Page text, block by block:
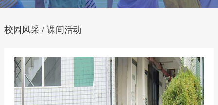
校园风采 / 课间活动